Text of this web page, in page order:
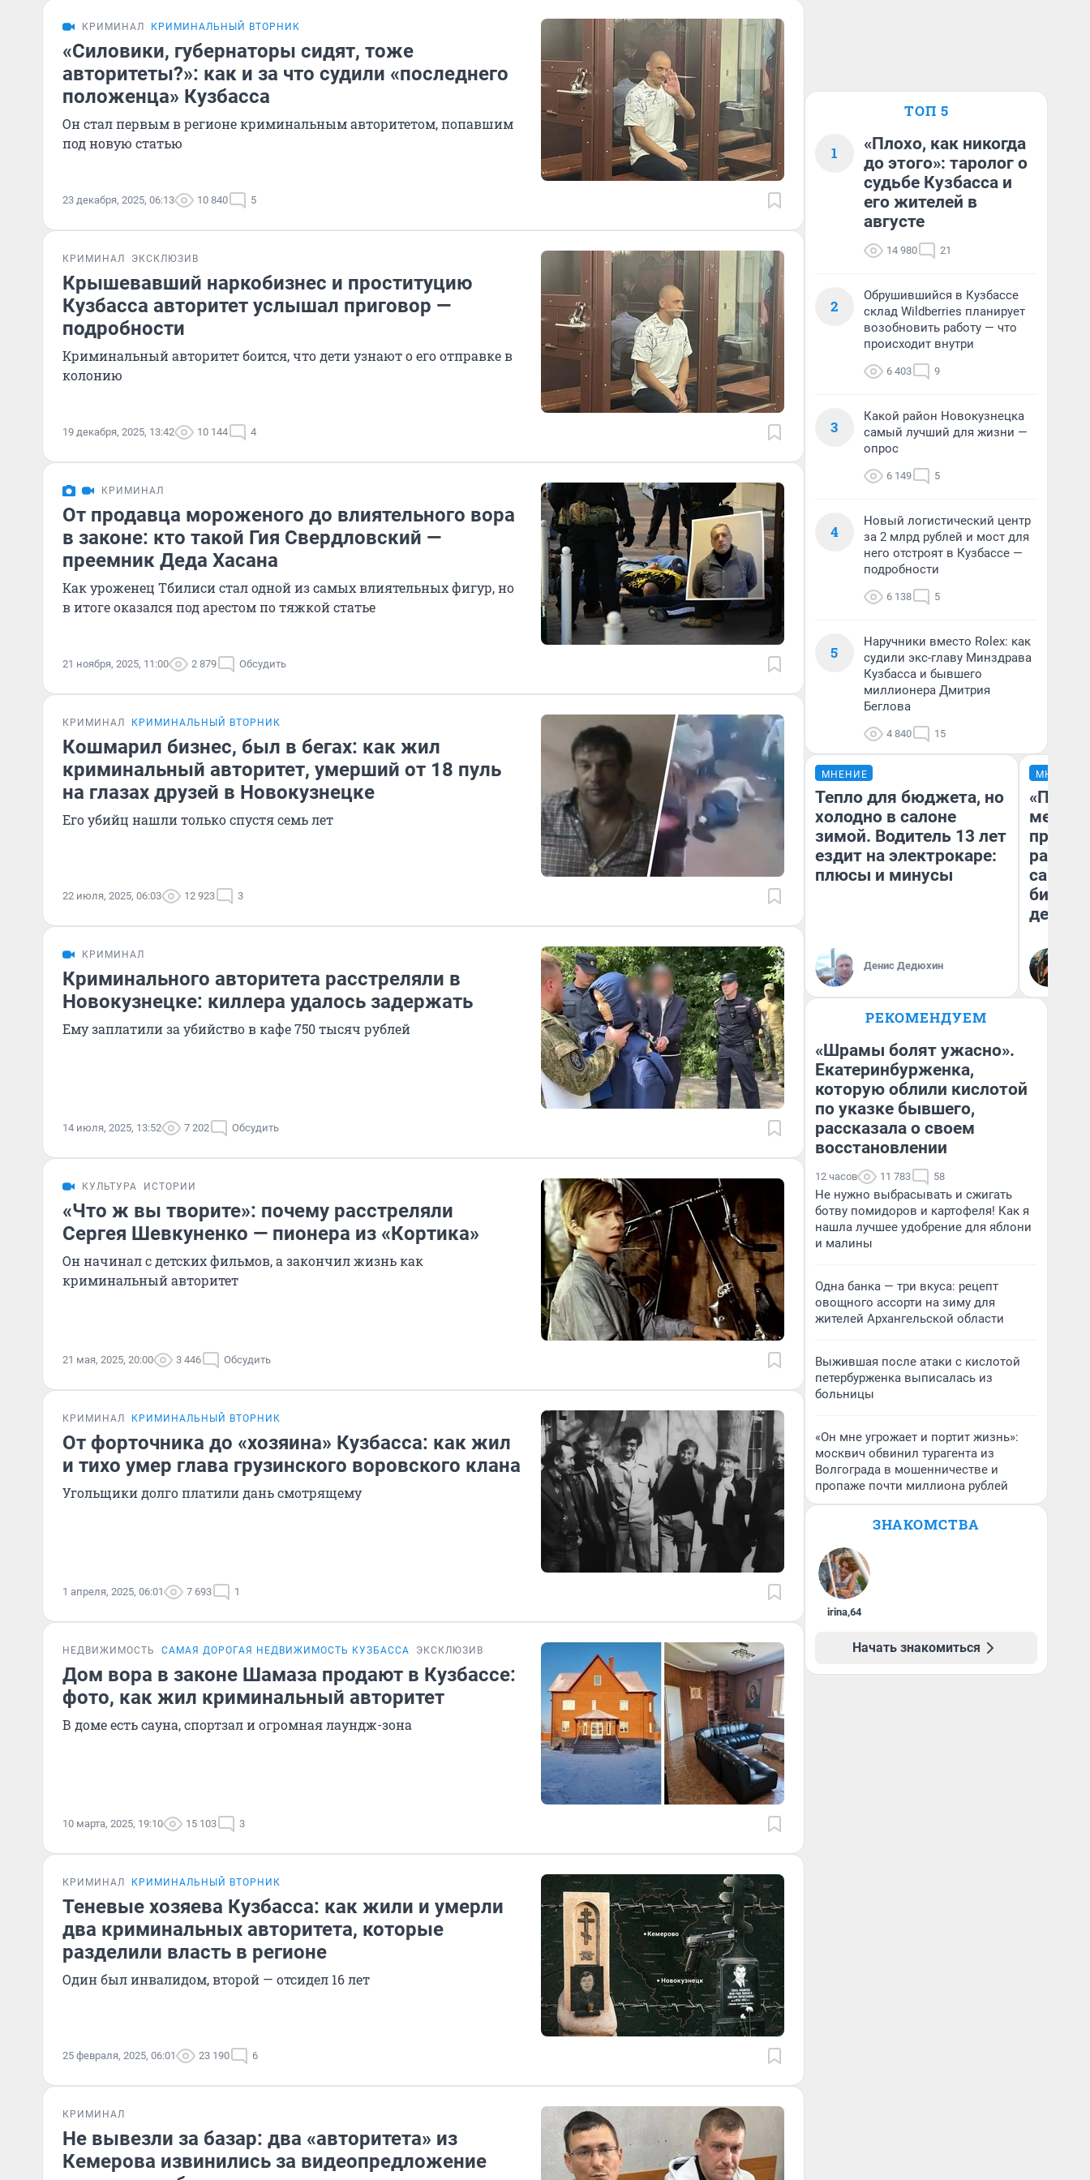
КРИМИНАЛ КРИМИНАЛЬНЫЙ ВТОРНИК
«Силовики, губернаторы сидят, тоже
авторитеты?»: как и за что судили «последнего
положенца» Кузбасса
Он стал первым в регионе криминальным авторитетом, попавшим
под новую статью
23 декабря, 2025, 06:13 10 840 5
КРИМИНАЛ ЭКСКЛЮЗИВ
Крышевавший наркобизнес и проституцию
Кузбасса авторитет услышал приговор —
подробности
Криминальный авторитет боится, что дети узнают о его отправке в
колонию
19 декабря, 2025, 13:42 10 144 4
КРИМИНАЛ
От продавца мороженого до влиятельного вора
в законе: кто такой Гия Свердловский —
преемник Деда Хасана
Как уроженец Тбилиси стал одной из самых влиятельных фигур, но
в итоге оказался под арестом по тяжкой статье
21 ноября, 2025, 11:00 2 879 Обсудить
КРИМИНАЛ КРИМИНАЛЬНЫЙ ВТОРНИК
Кошмарил бизнес, был в бегах: как жил
криминальный авторитет, умерший от 18 пуль
на глазах друзей в Новокузнецке
Его убийц нашли только спустя семь лет
22 июля, 2025, 06:03 12 923 3
КРИМИНАЛ
Криминального авторитета расстреляли в
Новокузнецке: киллера удалось задержать
Ему заплатили за убийство в кафе 750 тысяч рублей
14 июля, 2025, 13:52 7 202 Обсудить
КУЛЬТУРА ИСТОРИИ
«Что ж вы творите»: почему расстреляли
Сергея Шевкуненко — пионера из «Кортика»
Он начинал с детских фильмов, а закончил жизнь как
криминальный авторитет
21 мая, 2025, 20:00 3 446 Обсудить
КРИМИНАЛ КРИМИНАЛЬНЫЙ ВТОРНИК
От форточника до «хозяина» Кузбасса: как жил
и тихо умер глава грузинского воровского клана
Угольщики долго платили дань смотрящему
1 апреля, 2025, 06:01 7 693 1
НЕДВИЖИМОСТЬ САМАЯ ДОРОГАЯ НЕДВИЖИМОСТЬ КУЗБАССА ЭКСКЛЮЗИВ
Дом вора в законе Шамаза продают в Кузбассе:
фото, как жил криминальный авторитет
В доме есть сауна, спортзал и огромная лаундж-зона
10 марта, 2025, 19:10 15 103 3
КРИМИНАЛ КРИМИНАЛЬНЫЙ ВТОРНИК
Теневые хозяева Кузбасса: как жили и умерли
два криминальных авторитета, которые
разделили власть в регионе
Один был инвалидом, второй — отсидел 16 лет
25 февраля, 2025, 06:01 23 190 6
КРИМИНАЛ
Не вывезли за базар: два «авторитета» из
Кемерова извинились за видеопредложение
ТОП 5
1
«Плохо, как никогда
до этого»: таролог о
судьбе Кузбасса и
его жителей в
августе
14 980 21
2
Обрушившийся в Кузбассе
склад Wildberries планирует
возобновить работу — что
происходит внутри
6 403 9
3
Какой район Новокузнецка
самый лучший для жизни —
опрос
6 149 5
4
Новый логистический центр
за 2 млрд рублей и мост для
него отстроят в Кузбассе —
подробности
6 138 5
5
Наручники вместо Rolex: как
судили экс-главу Минздрава
Кузбасса и бывшего
миллионера Дмитрия
Беглова
4 840 15
МНЕНИЕ
Тепло для бюджета, но
холодно в салоне
зимой. Водитель 13 лет
ездит на электрокаре:
плюсы и минусы
Денис Дедюхин
МНЕНИЕ
самом
РЕКОМЕНДУЕМ
«Шрамы болят ужасно».
Екатеринбурженка,
которую облили кислотой
по указке бывшего,
рассказала о своем
восстановлении
12 часов 11 783 58
Не нужно выбрасывать и сжигать
ботву помидоров и картофеля! Как я
нашла лучшее удобрение для яблони
и малины
Одна банка — три вкуса: рецепт
овощного ассорти на зиму для
жителей Архангельской области
Выжившая после атаки с кислотой
петербурженка выписалась из
больницы
«Он мне угрожает и портит жизнь»:
москвич обвинил турагента из
Волгограда в мошенничестве и
пропаже почти миллиона рублей
ЗНАКОМСТВА
irina,64
Начать знакомиться